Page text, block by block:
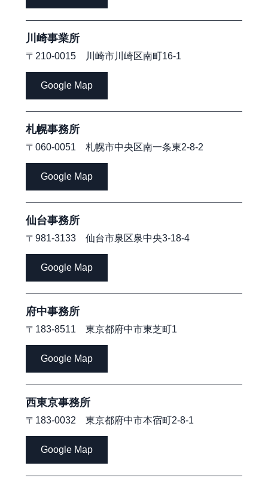
川崎事業所
〒210-0015 川崎市川崎区南町16-1
Google Map
札幌事務所
〒060-0051 札幌市中央区南一条東2-8-2
Google Map
仙台事務所
〒981-3133 仙台市泉区泉中央3-18-4
Google Map
府中事務所
〒183-8511 東京都府中市東芝町1
Google Map
西東京事務所
〒183-0032 東京都府中市本宿町2-8-1
Google Map